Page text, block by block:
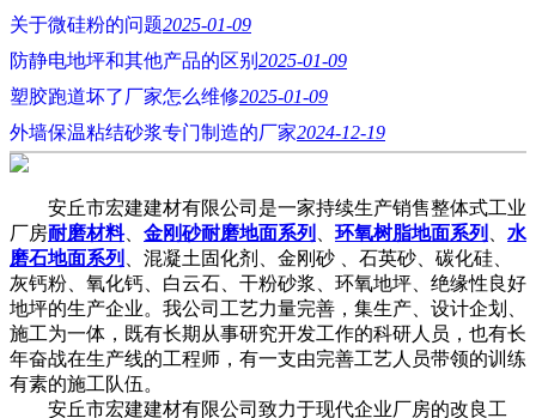
关于微硅粉的问题2025-01-09
防静电地坪和其他产品的区别 2025-01-09
塑胶跑道坏了厂家怎么维修2025-01-09
外墙保温粘结砂浆专门制造的厂家2024-12-19
安丘市宏建建材有限公司是一家持续生产销售整体式工业
厂房耐磨材料、 金刚砂耐磨地面系列 环氧树脂地面系列
水
磨石地面系列
、混凝土固化剂、金刚砂 、石英砂、碳化硅、
灰钙粉、氧化钙、白云石、干粉砂浆、环氧地坪、绝缘性良好
地坪的生产企业。我公司工艺力量完善，集生产、设计企划、
施工为一体，既有长期从事研究开发工作的科研人员，也有长
年奋战在生产线的工程师，有一支由完善工艺人员带领的训练
有素的施工队伍。
安丘市宏建建材有限公司致力于现代企业厂房的改良工